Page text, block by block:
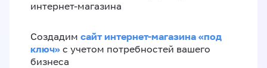
интернет-магазина
Создадим сайт интернет-магазина «под
ключ» с учетом потребностей вашего
бизнеса